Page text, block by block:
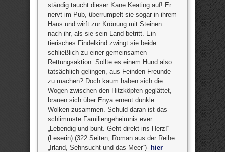
ständig taucht dieser Kane Keating auf! Er
nervt im Pub, überrumpelt sie sogar in ihrem
Haus und wirft zur Krönung mit Steinen
nach ihr, als sie sein Land betritt. Ein
tierisches Findelkind zwingt sie beide
schließlich zu einer gemeinsamen
Rettungsaktion. Sollte es einem Hund also
tatsächlich gelingen, aus Feinden Freunde
zu machen? Doch kaum haben sich die
Wogen zwischen den Hitzköpfen geglättet,
brauen sich über Enya erneut dunkle
Wolken zusammen. Schuld daran ist das
schlimmste Familiengeheimnis ever …
„Lebendig und bunt. Geht direkt ins Herz!“
(Leserin) (322 Seiten, Roman aus der Reihe
„Irland, Sehnsucht und das Meer“)- hier